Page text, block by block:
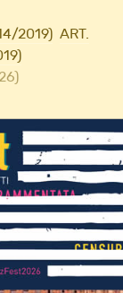
2019) ART.